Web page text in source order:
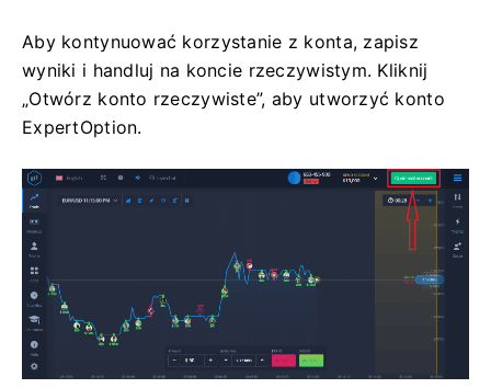
Aby kontynuować korzystanie z konta, zapisz
wyniki i handluj na koncie rzeczywistym. Kliknij
„Otwórz konto rzeczywiste”, aby utworzyć konto
ExpertOption.